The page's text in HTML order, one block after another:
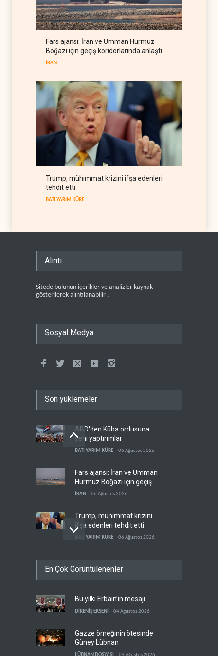
Colani, Hizbullah ile silah
bırakma diyaloğu için kanal
arıyor
LÜBNAN 06 Ağustos 2026
BM yetkilisinden İsrail'e gizli
belge akışı
Fars ajansı: İran ve Umman Hürmüz
Boğazı için geçiş koridorlarında anlaştı
İRAN
Trump, mühimmat krizini ifşa edenleri
tehdit etti
BATI YARIM KÜRE
Alıntı
Sitede bulunun içerikler ve analizler kaynak
gösterilerek alıntılanabilir .
Sosyal Medya
Son yüklemeler
ABD'den Küba ordusuna
yeni yaptırımlar
BATI YARIM KÜRE 06 Ağustos 2026
Fars ajansı: İran ve Umman
Hürmüz Boğazı için geçiş
koridorlarında anlaştı
İRAN 06 Ağustos 2026
Trump, mühimmat krizini
ifşa edenleri tehdit etti
BATI YARIM KÜRE 06 Ağustos 2026
Şeria'da işgalci
İsrail, beyin göçünde rekora
koşuyor
En Çok Görüntülenenler
Bu yılki Erbain’in mesajı
DİRENİŞ EKSENİ 04 Ağustos 2026
Gazze örneğinin ötesinde
Güney Lübnan
LÜBNAN DOSYASI 04 Ağustos 2026